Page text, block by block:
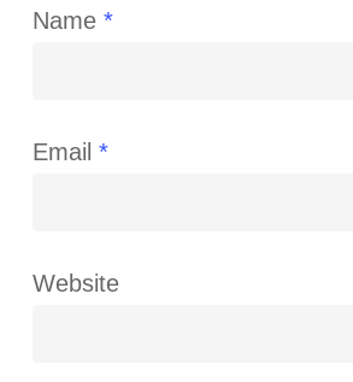
Name *
Email *
Website